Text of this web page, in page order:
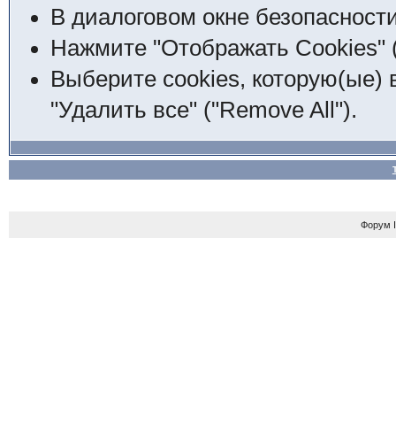
В диалоговом окне
Нажмите "Отображать Cookies"
Выберите cookies, которую(ые)
"Удалить все" ("Remove All").
Форум